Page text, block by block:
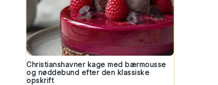
Christianshavner kage med bærmousse
og nøddebund efter den klassiske
opskrift